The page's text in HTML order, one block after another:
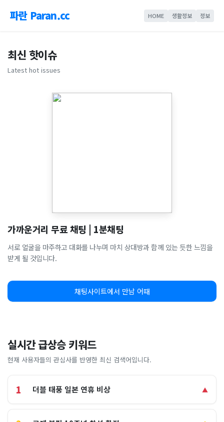
파란 Paran.cc HOME 생활정보 정보
최신 핫이슈
Latest hot issues
가까운거리 무료 채팅 | 1분채팅
서로 얼굴을 마주하고 대화를 나누며 마치 상대방과 함께 있는 듯한 느낌을
받게 될 것입니다.
채팅사이트에서 만남 어때
실시간 급상승 키워드
현재 사용자들의 관심사를 반영한 최신 검색어입니다.
1 더블 태풍 일본 연휴 비상 ▲